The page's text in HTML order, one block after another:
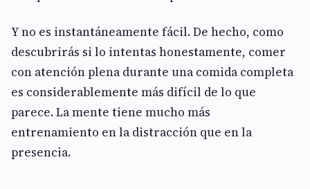
Y no es instantáneamente fácil. De hecho, como
descubrirás si lo intentas honestamente, comer
con atención plena durante una comida completa
es considerablemente más difícil de lo que
parece. La mente tiene mucho más
entrenamiento en la distracción que en la
presencia.